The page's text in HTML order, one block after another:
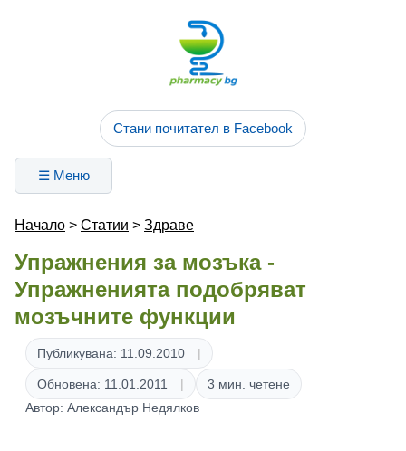
Стани почитател в Facebook
☰ Меню
Начало > Статии > Здраве
Упражнения за мозъка -
Упражненията подобряват
мозъчните функции
Публикувана: 11.09.2010
Обновена: 11.01.2011
3 мин. четене
Автор: Александър Недялков